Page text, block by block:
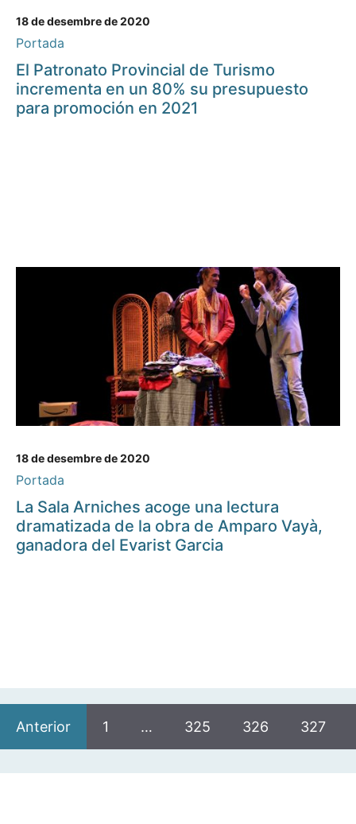
18 de desembre de 2020
Portada
El Patronato Provincial de Turismo
incrementa en un 80% su presupuesto
para promoción en 2021
18 de desembre de 2020
Portada
La Sala Arniches acoge una lectura
dramatizada de la obra de Amparo Vayà,
ganadora del Evarist Garcia
Anterior 1 … 325 326 327